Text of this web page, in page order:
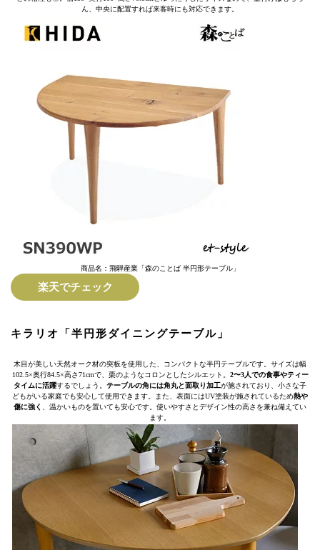
ん、中央に配置すれば来客時にも対応できます。
商品名：飛騨産業「森のことば 半円形テーブル」
楽天でチェック
キラリオ「半円形ダイニングテーブル」
木目が美しい天然オーク材の突板を使用した、コンパクトな半円テーブルです。サイズは幅
102.5×奥行84.5×高さ71cmで、栗のようなコロンとしたシルエット。 2〜3人での食事やティー
タイムに活躍するでしょう。 テーブルの角には角丸と面取り加工が施されており、小さな子
どもがいる家庭でも安心して使用できます。また、表面にはUV塗装が施されているため熱や
傷に強く
、温かいものを置いても安心です。使いやすさとデザイン性の高さを兼ね備えてい
ます。